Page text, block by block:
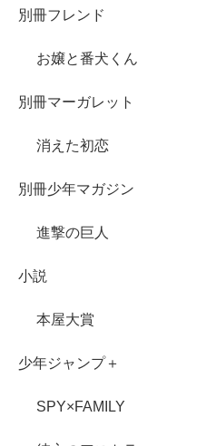
別冊フレンド
お嬢と番犬くん
別冊マーガレット
消えた初恋
別冊少年マガジン
進撃の巨人
小説
本屋大賞
少年ジャンプ＋
SPY×FAMILY